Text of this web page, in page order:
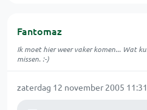
Fantomaz
Ik moet hier weer vaker komen... Wat
missen. :-)
zaterdag 12 november 2005